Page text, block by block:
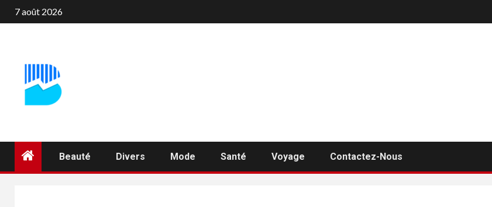
Aller
au
7 août 2026
Beauté Divers Mode Santé Voyage Contactez-Nous